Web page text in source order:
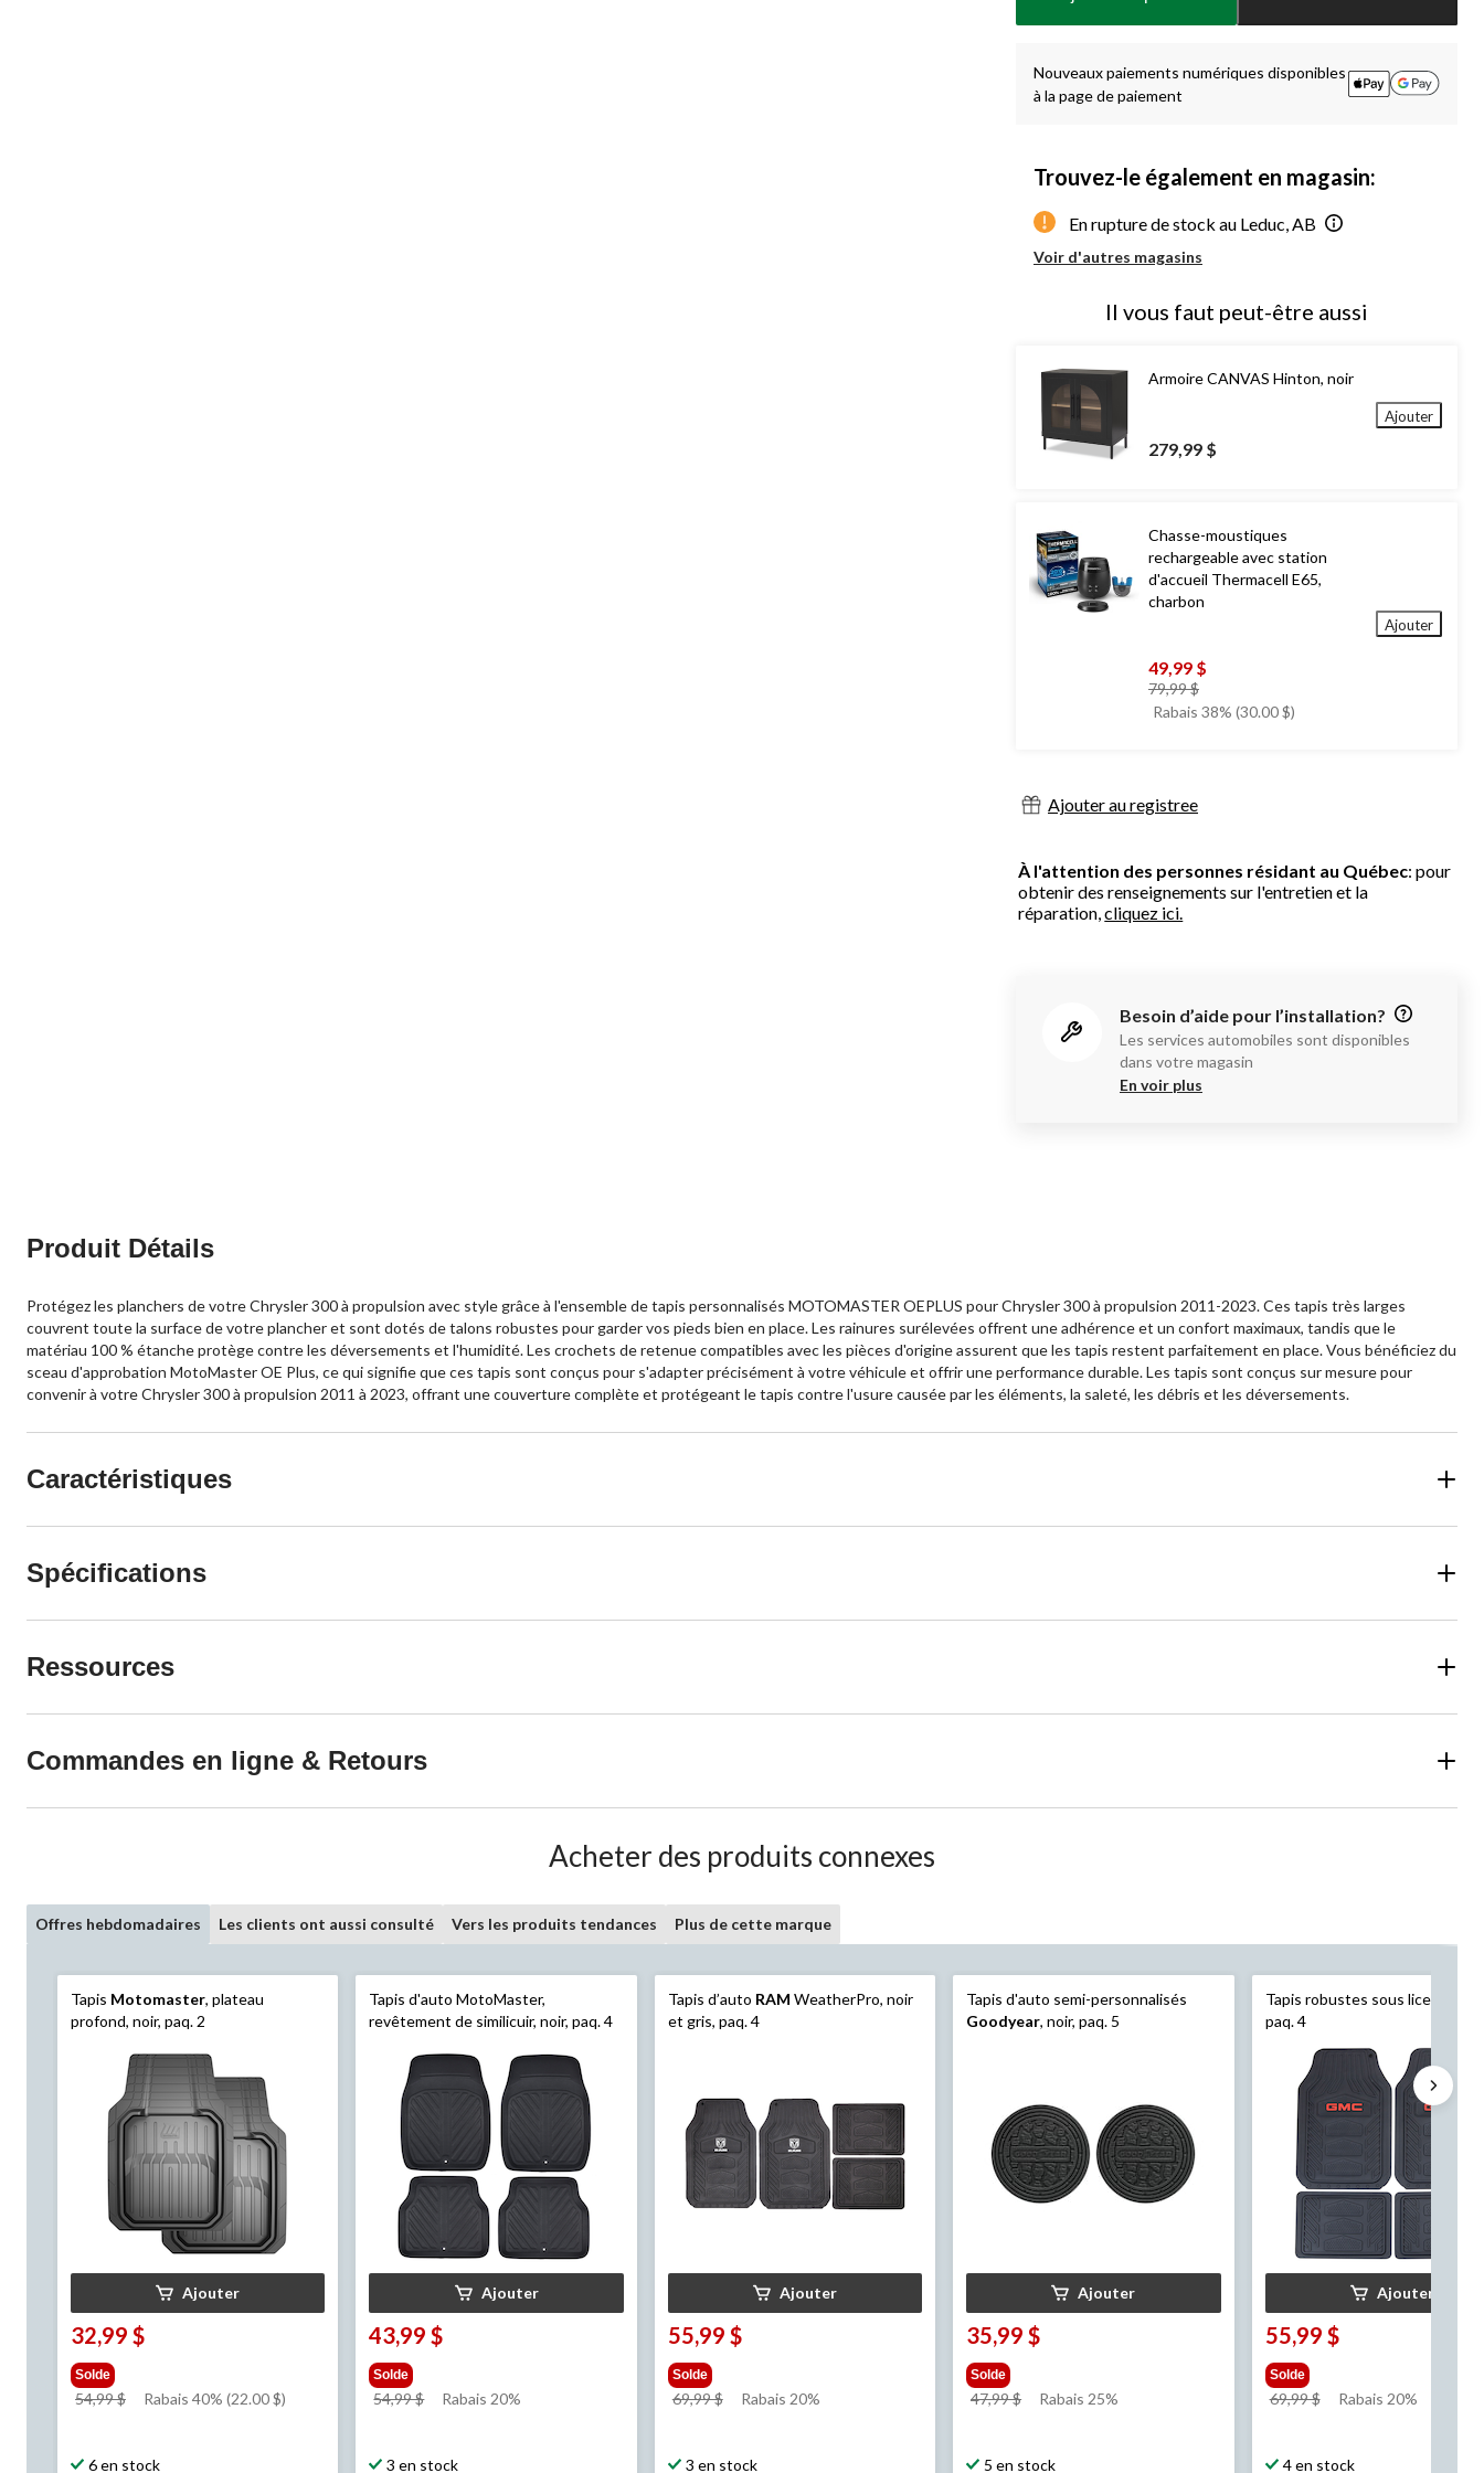
Nouveaux paiements numériques disponibles
à la page de paiement
Trouvez-le également en magasin:
En rupture de stock au Leduc, AB
Voir d'autres magasins
Il vous faut peut-être aussi
Armoire CANVAS Hinton, noir
279,99 $
Ajouter
Chasse-moustiques
rechargeable avec station
d'accueil Thermacell E65,
charbon
49,99 $
79,99 $prix
était
Rabais 38% (30.00 $)
Ajouter
Ajouter au registree
À l'attention des personnes résidant au Québec: pour
obtenir des renseignements sur l'entretien et la
réparation,cliquez ici.
Besoin d’aide pour l’installation?
Les services automobiles sont disponibles
dans votre magasin
En voir plus
Produit Détails
Protégez les planchers de votre Chrysler 300 à propulsion avec style grâce à l'ensemble de tapis personnalisés MOTOMASTER OEPLUS pour Chrysler 300 à propulsion 2011-2023. Ces tapis très larges
couvrent toute la surface de votre plancher et sont dotés de talons robustes pour garder vos pieds bien en place. Les rainures surélevées offrent une adhérence et un confort maximaux, tandis que le
matériau 100 % étanche protège contre les déversements et l'humidité. Les crochets de retenue compatibles avec les pièces d'origine assurent que les tapis restent parfaitement en place. Vous bénéficiez du
sceau d'approbation MotoMaster OE Plus, ce qui signifie que ces tapis sont conçus pour s'adapter précisément à votre véhicule et offrir une performance durable. Les tapis sont conçus sur mesure pour
convenir à votre Chrysler 300 à propulsion 2011 à 2023, offrant une couverture complète et protégeant le tapis contre l'usure causée par les éléments, la saleté, les débris et les déversements.
Caractéristiques
Spécifications
Ressources
Commandes en ligne & Retours
Acheter des produits connexes
Offres hebdomadaires Les clients ont aussi consulté Vers les produits tendances Plus de cette marque
Tapis Motomaster, plateau
profond, noir, paq. 2
Ajouter
32,99 $
Solde
54,99 $
prixRabais 40% (22.00 $)
6 en stock
Tapis d'auto MotoMaster,
revêtement de similicuir, noir, paq. 4
Ajouter
43,99 $
Solde
54,99 $
prix
Rabais 20%
3 en stock
Tapis d’auto RAM WeatherPro, noir
et gris, paq. 4
Ajouter
55,99 $
Solde
69,99 $
prixRabais 20%
3 en stock
Tapis d'auto semi-personnalisés
Goodyear, noir, paq. 5
Ajouter
35,99 $
Solde
47,99 $
prixRabais 25%
5 en stock
Tapis robustes sous licence
paq. 4
Ajouter
55,99 $
Solde
69,99 $
prixRabais 20%
4 en stock